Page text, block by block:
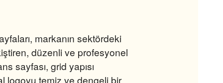
markanın sektördeki
düzenli ve profesyonel
sayfası, grid yapısı
logoyu temiz ve dengeli bir